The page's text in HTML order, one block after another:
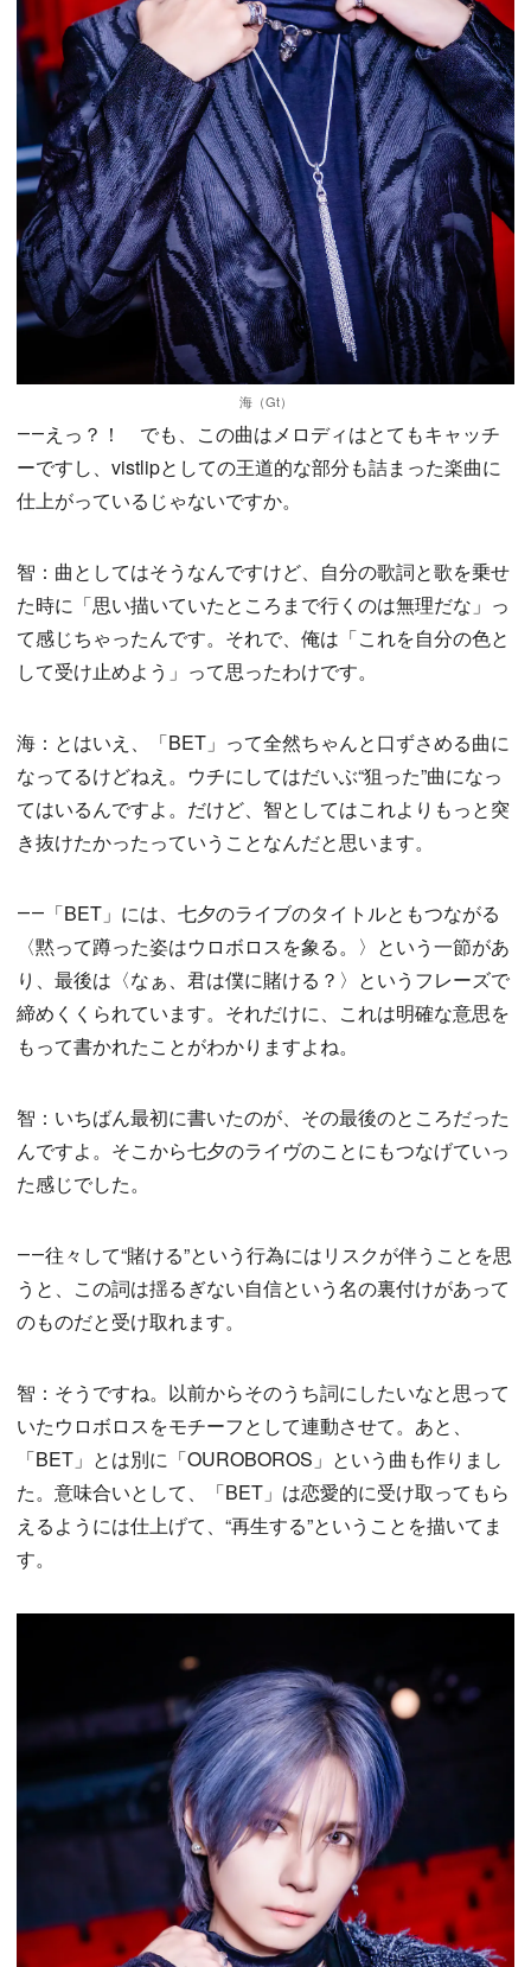
海（Gt）
――えっ？！ でも、この曲はメロディはとてもキャッチ
ーですし、vistlipとしての王道的な部分も詰まった楽曲に
仕上がっているじゃないですか。
智：曲としてはそうなんですけど、自分の歌詞と歌を乗せ
た時に「思い描いていたところまで行くのは無理だな」っ
て感じちゃったんです。それで、俺は「これを自分の色と
して受け止めよう」って思ったわけです。
海：とはいえ、「BET」って全然ちゃんと口ずさめる曲に
なってるけどねえ。ウチにしてはだいぶ“狙った”曲になっ
てはいるんですよ。だけど、智としてはこれよりもっと突
き抜けたかったっていうことなんだと思います。
――「BET」には、七夕のライブのタイトルともつながる
〈黙って蹲った姿はウロボロスを象る。〉という一節があ
り、最後は〈なぁ、君は僕に賭ける？〉というフレーズで
締めくくられています。それだけに、これは明確な意思を
もって書かれたことがわかりますよね。
智：いちばん最初に書いたのが、その最後のところだった
んですよ。そこから七夕のライヴのことにもつなげていっ
た感じでした。
――往々して“賭ける”という行為にはリスクが伴うことを思
うと、この詞は揺るぎない自信という名の裏付けがあって
のものだと受け取れます。
智：そうですね。以前からそのうち詞にしたいなと思って
いたウロボロスをモチーフとして連動させて。あと、
「BET」とは別に「OUROBOROS」という曲も作りまし
た。意味合いとして、「BET」は恋愛的に受け取ってもら
えるようには仕上げて、“再生する”ということを描いてま
す。